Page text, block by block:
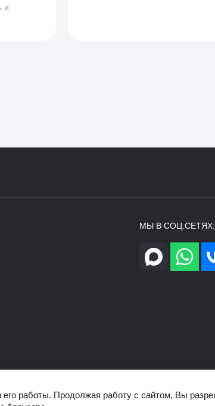
и
МЫ В СОЦ.СЕТЯХ:
работы. Продолжая работу с сайтом, Вы